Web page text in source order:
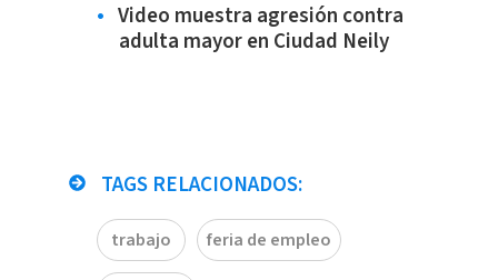
Video muestra agresión contra
adulta mayor en Ciudad Neily
TAGS RELACIONADOS:
trabajo feria de empleo